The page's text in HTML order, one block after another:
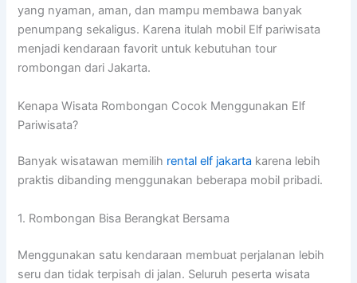
yang nyaman, aman, dan mampu membawa banyak
penumpang sekaligus. Karena itulah mobil Elf pariwisata
menjadi kendaraan favorit untuk kebutuhan tour
rombongan dari Jakarta.
Kenapa Wisata Rombongan Cocok Menggunakan Elf
Pariwisata?
Banyak wisatawan memilih rental elf jakarta karena lebih
praktis dibanding menggunakan beberapa mobil pribadi.
1. Rombongan Bisa Berangkat Bersama
Menggunakan satu kendaraan membuat perjalanan lebih
seru dan tidak terpisah di jalan. Seluruh peserta wisata